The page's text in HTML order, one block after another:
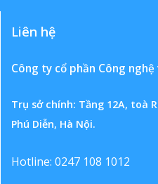
Liên hệ
Công ty cổ phần Công
Trụ sở chính: Tầng 12A, toà
Phú Diễn, Hà Nội.
Hotline: 0247 108 1012